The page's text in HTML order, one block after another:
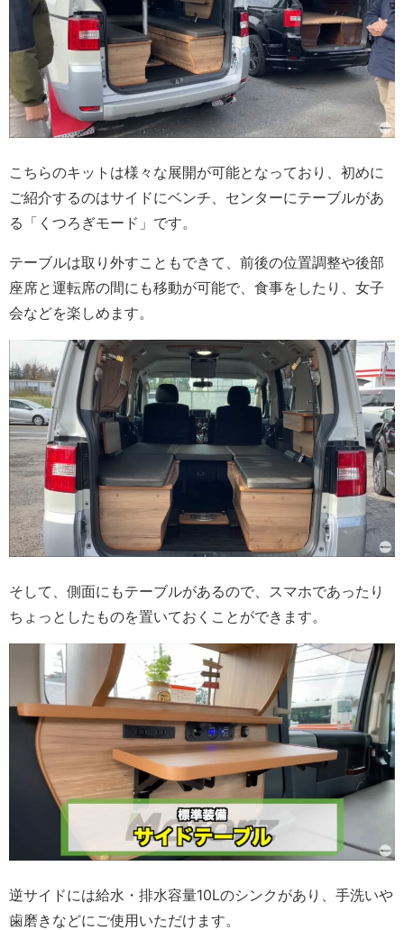
こちらのキットは様々な展開が可能となっており、初めに
ご紹介するのはサイドにベンチ、センターにテーブルがあ
る「くつろぎモード」です。
テーブルは取り外すこともできて、前後の位置調整や後部
座席と運転席の間にも移動が可能で、食事をしたり、女子
会などを楽しめます。
そして、側面にもテーブルがあるので、スマホであったり
ちょっとしたものを置いておくことができます。
逆サイドには給水・排水容量10Lのシンクがあり、手洗いや
歯磨きなどにご使用いただけます。